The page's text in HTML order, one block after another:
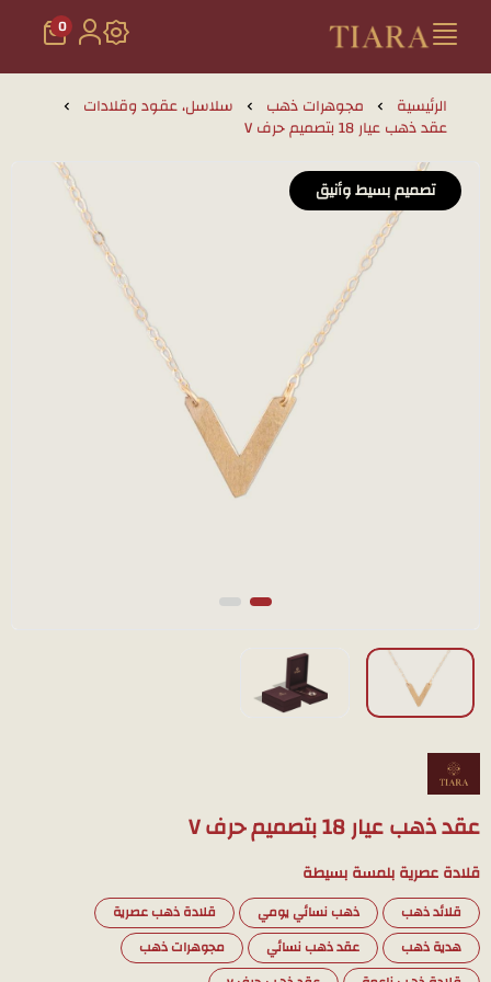
تيارا للذهب والمجوهرات
0
الرئيسية مجوهرات ذهب سلاسل، عقود وقلادات
عقد ذهب عيار 18 بتصميم حرف V
تصميم بسيط وأنيق
عقد ذهب عيار 18 بتصميم حرف V
قلادة عصرية بلمسة بسيطة
قلائد ذهب ذهب نسائي يومي
قلادة ذهب عصرية
هدية ذهب
عقد ذهب نسائي
مجوهرات ذهب